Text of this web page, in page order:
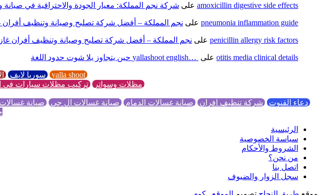
amoxicillin digestive side effects على شركة نجم المملكة: معيار الجودة والاحترافية في صيانة
pneumonia inflammation guide على نجم المملكة – أفضل شركة تصليح وصيانة وتنظيف أفران
penicillin allergy risk factors على نجم المملكة – أفضل شركة تصليح وصيانة وتنظيف أفران
otitis media clinical details على yallashoot english… ‎ حين يتجاوز يلا شوت حدود اللغة
yalla shoot سوريا لايف
مظلات وسواتر تركيب مظلات سيارات في
دعاء القنوت شركة تنظيف افران صيانة غسالات الدمام صيانة غسالات ال جي صيانة
الرئيسية
سياسة الخصوصية
الشروط والأحكام
من نحن؟
اتصل بنا
سجل الزوار والضيوف